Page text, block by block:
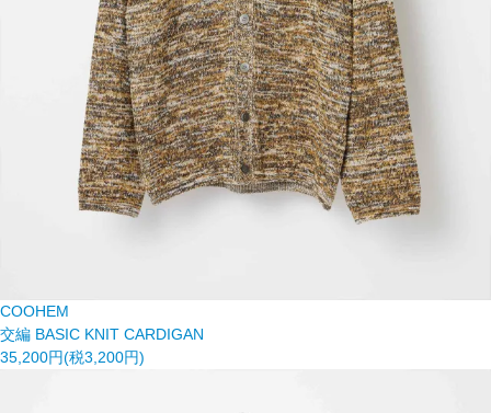
COOHEM
交編 BASIC KNIT CARDIGAN
35,200円(税3,200円)